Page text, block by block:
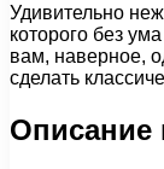
Удивительно
которого без
вам, наверное,
сделать
Описание